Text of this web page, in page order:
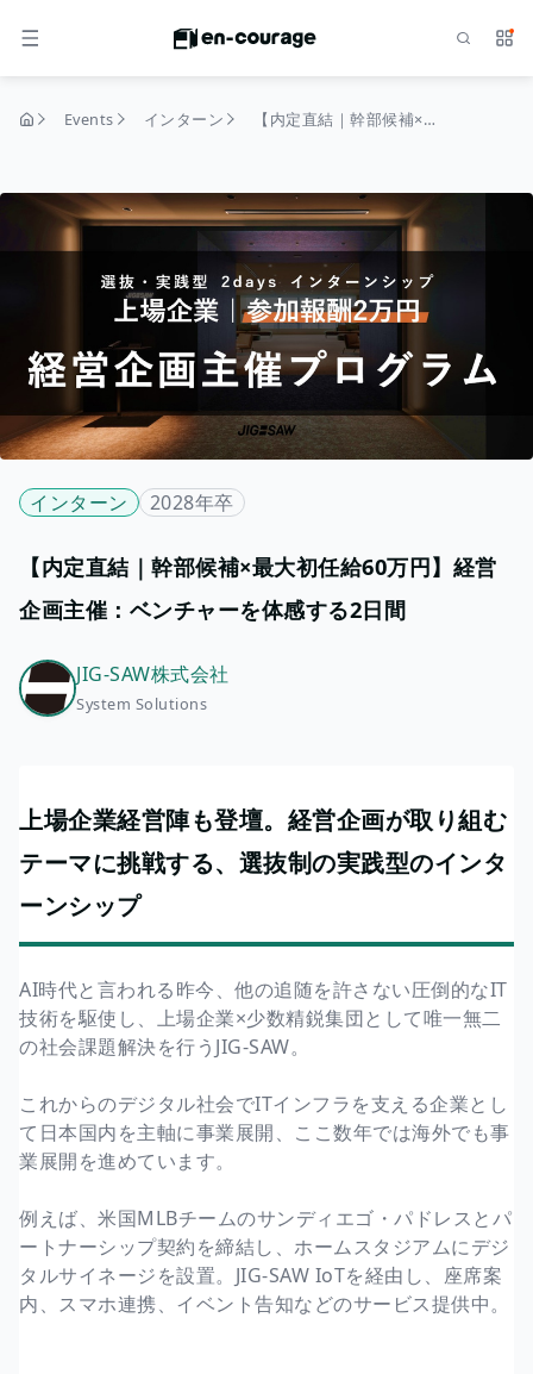
MENU Search
home Events インターン 【内定直結｜幹部候補×最大初任給60万円】経営企画主催：ベンチャーを体感する2日間
インターン 2028年卒
【内定直結｜幹部候補×最大初任給60万円】経営
企画主催：ベンチャーを体感する2日間
JIG-SAW株式会社
System Solutions
上場企業経営陣も登壇。経営企画が取り組む
テーマに挑戦する、選抜制の実践型のインタ
ーンシップ
AI時代と言われる昨今、他の追随を許さない圧倒的なIT
技術を駆使し、上場企業×少数精鋭集団として唯一無二
の社会課題解決を行うJIG-SAW。
これからのデジタル社会でITインフラを支える企業とし
て日本国内を主軸に事業展開、ここ数年では海外でも事
業展開を進めています。
例えば、米国MLBチームのサンディエゴ・パドレスとパ
ートナーシップ契約を締結し、ホームスタジアムにデジ
タルサイネージを設置。JIG-SAW IoTを経由し、座席案
内、スマホ連携、イベント告知などのサービス提供中。